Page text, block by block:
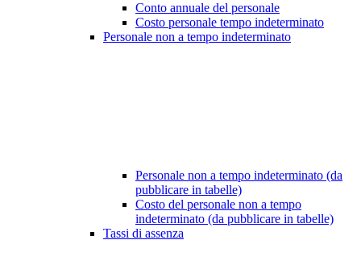
Conto annuale del personale
Costo personale tempo indeterminato
Personale non a tempo indeterminato
Personale non a tempo indeterminato (da
pubblicare in tabelle)
Costo del personale non a tempo
indeterminato (da pubblicare in tabelle)
Tassi di assenza